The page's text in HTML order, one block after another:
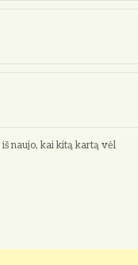
naujo, kai kitą kartą vėl